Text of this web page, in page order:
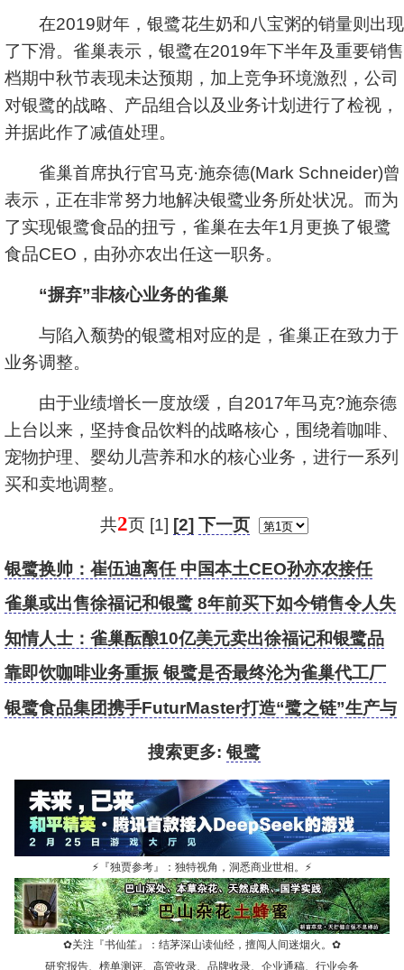
在2019财年，银鹭花生奶和八宝粥的销量则出现
了下滑。雀巢表示，银鹭在2019年下半年及重要销售
档期中秋节表现未达预期，加上竞争环境激烈，公司
对银鹭的战略、产品组合以及业务计划进行了检视，
并据此作了减值处理。
雀巢首席执行官马克·施奈德(Mark Schneider)曾
表示，正在非常努力地解决银鹭业务所处状况。而为
了实现银鹭食品的扭亏，雀巢在去年1月更换了银鹭
食品CEO，由孙亦农出任这一职务。
“摒弃”非核心业务的雀巢
与陷入颓势的银鹭相对应的是，雀巢正在致力于
业务调整。
由于业绩增长一度放缓，自2017年马克?施奈德
上台以来，坚持食品饮料的战略核心，围绕着咖啡、
宠物护理、婴幼儿营养和水的核心业务，进行一系列
买和卖地调整。
共2页 [1] [2] 下一页
银鹭换帅：崔伍迪离任 中国本土CEO孙亦农接任
雀巢或出售徐福记和银鹭 8年前买下如今销售令人失
望
知情人士：雀巢酝酿10亿美元卖出徐福记和银鹭品
牌
靠即饮咖啡业务重振 银鹭是否最终沦为雀巢代工厂
银鹭食品集团携手FuturMaster打造“鹭之链”生产与
搜索更多: 银鹭
⚡ 『独贾参考』：独特视角，洞悉商业世相。 ⚡
✿关注『书仙笙』：结茅深山读仙经，擅闯人间迷烟火。 ✿
研究报告、榜单测评、高管收录、品牌收录、企业通稿、行业会务